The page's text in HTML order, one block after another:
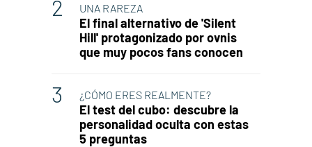
UNA RAREZA
El final alternativo de 'Silent
Hill' protagonizado por ovnis
que muy pocos fans conocen
¿CÓMO ERES REALMENTE?
El test del cubo: descubre la
personalidad oculta con estas
5 preguntas